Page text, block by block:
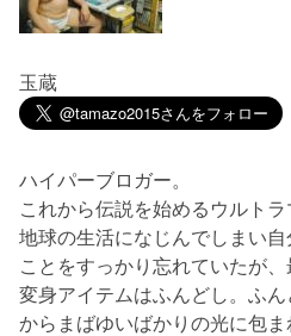
玉蔵
ハイパーブロガー。
これから伝説を始めるウルトラ
地球の生活になじんでしまい
ことをすっかり忘れていたが、
変身アイテムはふんどし。ふ
からまばゆいばかりの光に包ま